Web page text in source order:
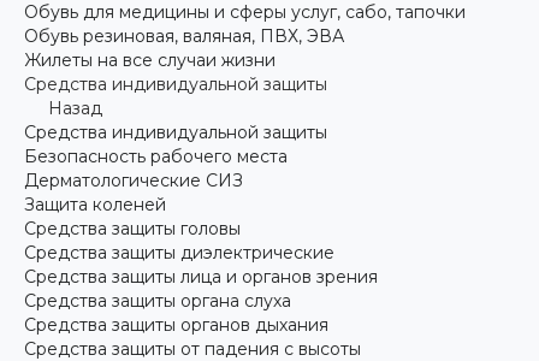
Обувь для медицины и сферы услуг, сабо, тапочки
Обувь резиновая, валяная, ПВХ, ЭВА
Жилеты на все случаи жизни
Средства индивидуальной защиты
Назад
Средства индивидуальной защиты
Безопасность рабочего места
Дерматологические СИЗ
Защита коленей
Средства защиты головы
Средства защиты диэлектрические
Средства защиты лица и органов зрения
Средства защиты органа слуха
Средства защиты органов дыхания
Средства защиты от падения с высоты